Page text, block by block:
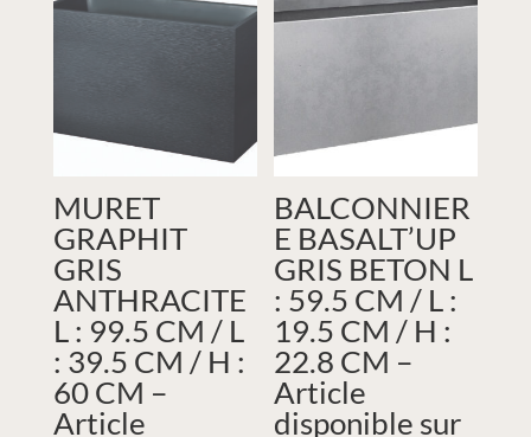
MURET
GRAPHIT
GRIS
ANTHRACITE
L : 99.5 CM / L
: 39.5 CM / H :
60 CM –
Article
BALCONNIER
E BASALT’UP
GRIS BETON L
: 59.5 CM / L :
19.5 CM / H :
22.8 CM –
Article
disponible sur